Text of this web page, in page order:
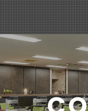
2026年04月01日
2026年02月27日
2026年05月14日
2026年05月14日
2026年05月14日
2025年05月30日
2024年09月19日
2024年09月19日
2026年04月06日
2026年04月03日
2026年03月24日
医療・福祉施設用家具